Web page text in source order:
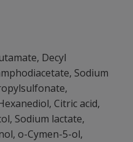
Decyl
Sodium
Citric acid,
Sodium lactate,
o-Cymen-5-ol,